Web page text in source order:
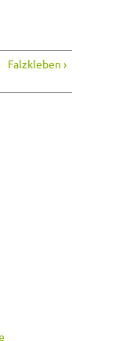
Falzkleben ›